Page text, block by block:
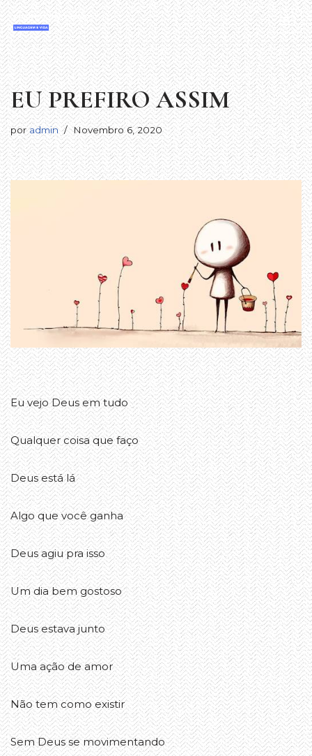
Avançar
para
o
conteúdo
EU PREFIRO ASSIM
poradmin Novembro 6, 2020
Eu vejo Deus em tudo
Qualquer coisa que faço
Deus está lá
Algo que você ganha
Deus agiu pra isso
Um dia bem gostoso
Deus estava junto
Uma ação de amor
Não tem como existir
Sem Deus se movimentando